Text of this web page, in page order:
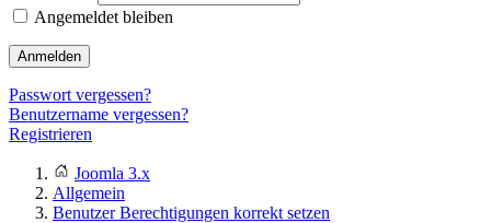
Angemeldet bleiben
Anmelden
Passwort vergessen?
Benutzername vergessen?
Registrieren
Joomla 3.x
Allgemein
Benutzer Berechtigungen korrekt setzen